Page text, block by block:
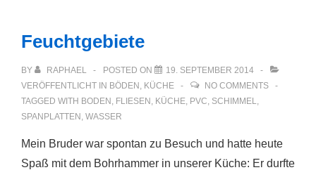
Feuchtgebiete
BY RAPHAEL POSTED ON
19. SEPTEMBER 2014
VERÖFFENTLICHT IN BÖDEN , KÜCHE
NO COMMENTS
TAGGED WITH BODEN , FLIESEN , KÜCHE, PVC, SCHIMMEL,
SPANPLATTEN , WASSER
Mein Bruder war spontan zu Besuch und hatte heute
Spaß mit dem Bohrhammer in unserer Küche: Er durfte